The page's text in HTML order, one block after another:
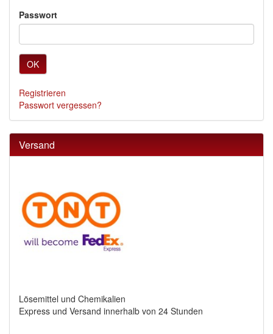
Passwort
OK
Registrieren
Passwort vergessen?
Versand
Lösemittel und Chemikalien
Express und Versand innerhalb von 24 Stunden